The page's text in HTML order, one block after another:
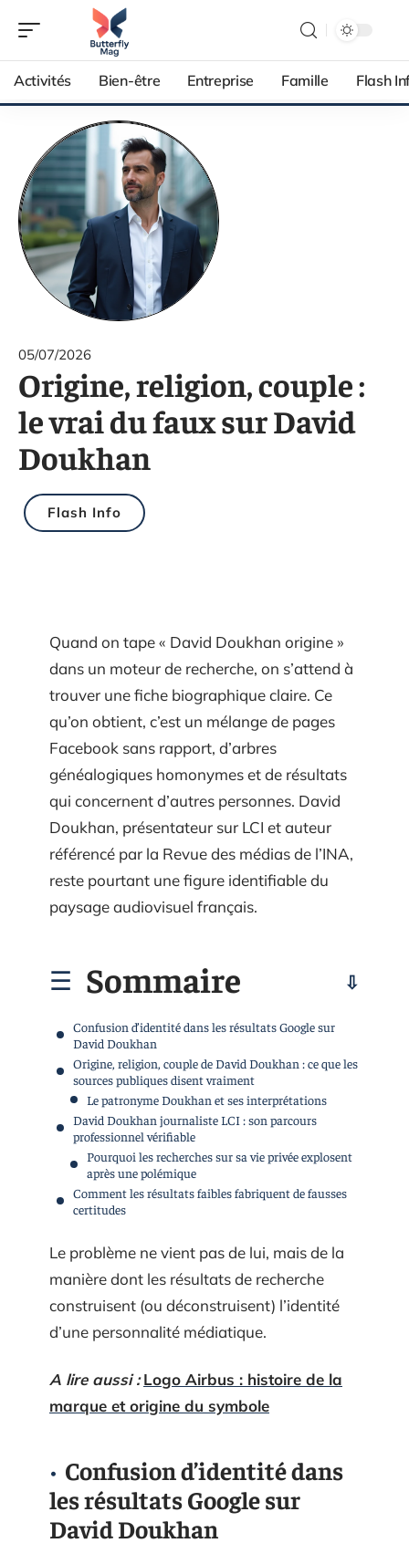
Activités Bien-être Entreprise Famille Flash
05/07/2026
Origine, religion, couple :
le vrai du faux sur David
Doukhan
Flash Info
Quand on tape « David Doukhan origine »
dans un moteur de recherche, on s’attend à
trouver une fiche biographique claire. Ce
qu’on obtient, c’est un mélange de pages
Facebook sans rapport, d’arbres
généalogiques homonymes et de résultats
qui concernent d’autres personnes. David
Doukhan, présentateur sur LCI et auteur
référencé par la Revue des médias de l’INA,
reste pourtant une figure identifiable du
paysage audiovisuel français.
Sommaire
Confusion d’identité dans les résultats Google sur
David Doukhan
Origine, religion, couple de David Doukhan : ce que les
sources publiques disent vraiment
Le patronyme Doukhan et ses interprétations
David Doukhan journaliste LCI : son parcours
professionnel vérifiable
Pourquoi les recherches sur sa vie privée explosent
après une polémique
Comment les résultats faibles fabriquent de fausses
certitudes
Le problème ne vient pas de lui, mais de la
manière dont les résultats de recherche
construisent (ou déconstruisent) l’identité
d’une personnalité médiatique.
A lire aussi : Logo Airbus : histoire de la
marque et origine du symbole
Confusion d’identité dans
les résultats Google sur
David Doukhan